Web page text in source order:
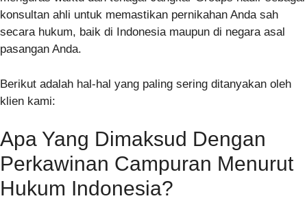
konsultan ahli untuk memastikan pernikahan Anda sah
secara hukum, baik di Indonesia maupun di negara asal
pasangan Anda.
Berikut adalah hal-hal yang paling sering ditanyakan oleh
klien kami:
Apa Yang Dimaksud Dengan
Perkawinan Campuran Menurut
Hukum Indonesia?